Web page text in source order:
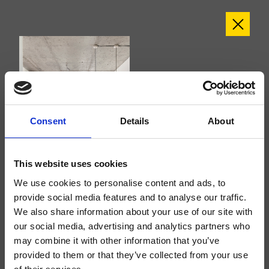
Consent Details About
This website uses cookies
We use cookies to personalise content and ads, to
provide social media features and to analyse our traffic.
We also share information about your use of our site with
our social media, advertising and analytics partners who
may combine it with other information that you’ve
provided to them or that they’ve collected from your use
Tricolore Verde